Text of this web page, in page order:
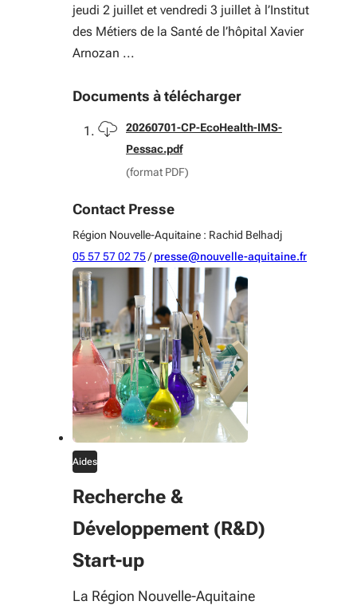
jeudi 2 juillet et vendredi 3 juillet à l’Institut
des Métiers de la Santé de l’hôpital Xavier
Arnozan ...
Documents à télécharger
Télécharger
20260701-CP-EcoHealth-IMS-
Pessac.pdf
(format PDF)
Contact Presse
Région Nouvelle-Aquitaine : Rachid Belhadj
05 57 57 02 75/presse@nouvelle-aquitaine.fr
Aides
Recherche &
Développement (R&D)
Start-up
La Région Nouvelle-Aquitaine